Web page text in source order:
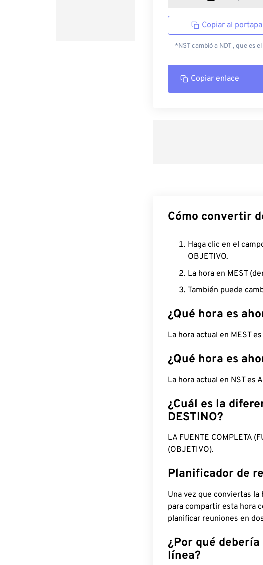
Copiar al
*NST cambió a NDT , que es
Copiar enlace
Cómo convertir
Haga clic en el
OBJETIVO.
La hora en MEST
También puede
¿Qué hora es
La hora actual en MEST
¿Qué hora es
La hora actual en NST es
¿Cuál es la
DESTINO?
LA FUENTE COMPLETA
(OBJETIVO).
Planificador de
Una vez que conviertas la
para compartir esta hora
planificar reuniones en
¿Por qué
línea?